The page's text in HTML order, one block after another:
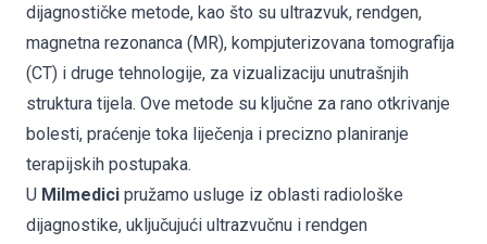
O nama
Aktuelnosti
Blog
Kontakt
ME EN
dijagnostičke metode, kao što su ultrazvuk, rendgen,
magnetna rezonanca (MR), kompjuterizovana tomografija
(CT) i druge tehnologije, za vizualizaciju unutrašnjih
struktura tijela. Ove metode su ključne za rano otkrivanje
bolesti, praćenje toka liječenja i precizno planiranje
terapijskih postupaka.
U Milmedici pružamo usluge iz oblasti radiološke
dijagnostike, uključujući ultrazvučnu i rendgen